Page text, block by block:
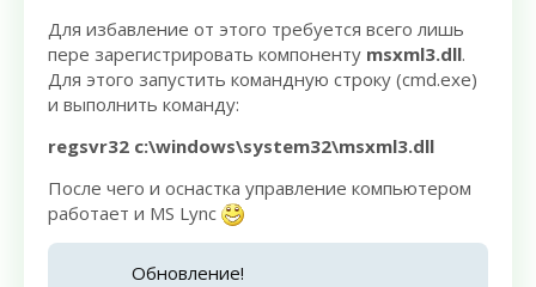
Для избавление от этого требуется всего лишь
пере зарегистрировать компоненту msxml3.dll.
Для этого запустить командную строку (cmd.exe)
и выполнить команду:
regsvr32 c:\windows\system32\msxml3.dll
После чего и оснастка управление компьютером
работает и MS Lync
Обновление!